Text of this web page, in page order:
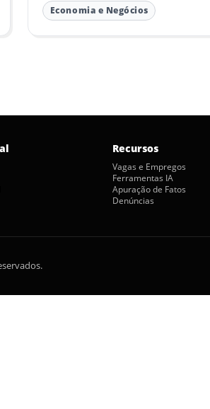
Economia e Negócios
Recursos
Vagas e Empregos
Ferramentas IA
Apuração de Fatos
Denúncias